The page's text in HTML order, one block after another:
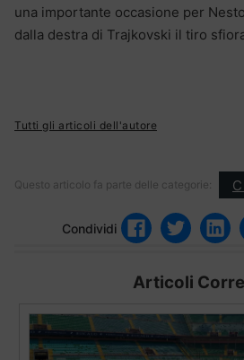
una importante occasione per
dalla destra di Trajkovski il tiro
Tutti gli articoli dell'autore
Questo articolo fa parte delle categorie:
Condividi
Articoli